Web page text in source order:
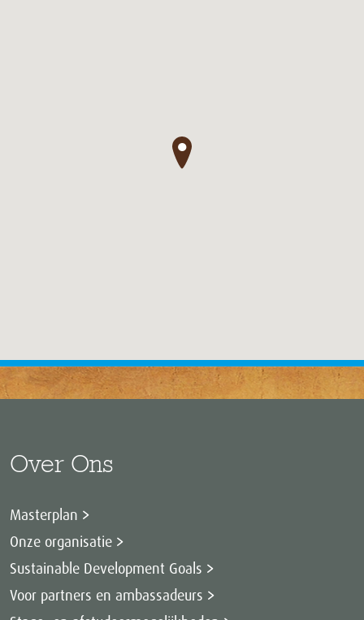
●
Over Ons
Masterplan
Onze organisatie
Sustainable Development Goals
Voor partners en ambassadeurs